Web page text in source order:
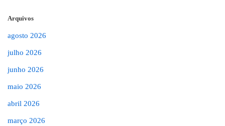
Arquivos
agosto 2026
julho 2026
junho 2026
maio 2026
abril 2026
março 2026